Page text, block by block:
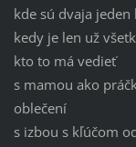
kde sú dvaja
kedy je len už
kto to má vedieť
s mamou ako
oblečení
s izbou s kľúčom